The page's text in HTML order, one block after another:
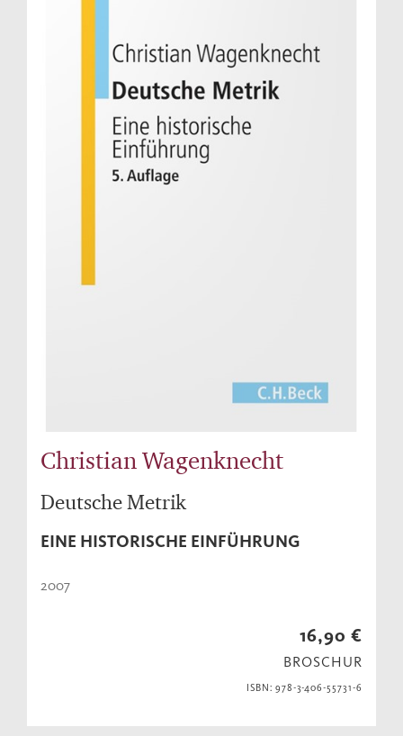
Christian Wagenknecht
Deutsche Metrik
EINE HISTORISCHE EINFÜHRUNG
2007
16,90 €
BROSCHUR
ISBN: 978-3-406-55731-6